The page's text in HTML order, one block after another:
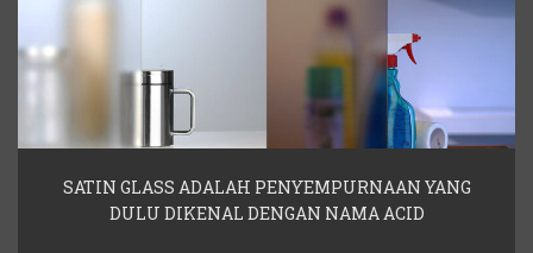
SATIN GLASS ADALAH PENYEMPURNAAN YANG
DULU DIKENAL DENGAN NAMA ACID